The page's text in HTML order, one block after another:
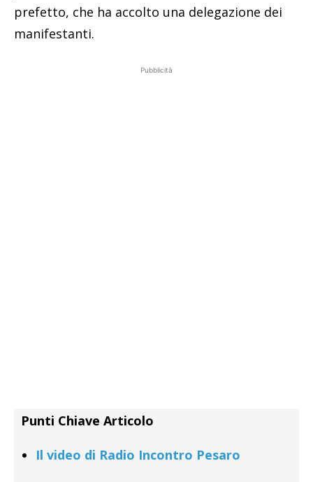
prefetto, che ha accolto una delegazione dei
manifestanti.
Pubblicità
Punti Chiave Articolo
Il video di Radio Incontro Pesaro